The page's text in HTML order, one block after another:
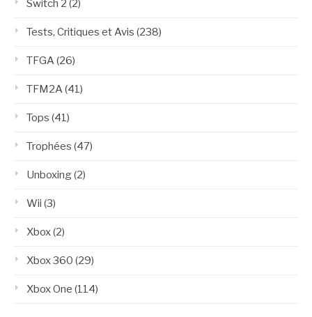
Switch 2 (2)
Tests, Critiques et Avis (238)
TFGA(26)
TFM2A(41)
Tops (41)
Trophées (47)
Unboxing(2)
Wii (3)
Xbox(2)
Xbox 360 (29)
Xbox One (114)